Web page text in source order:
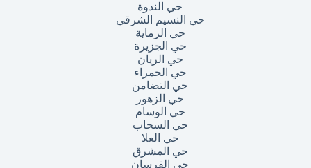
حي الندوة
حي النسيم الشرقي
حي الرماية
حي الجزيرة
حي الريان
حي الحمراء
حي التضامن
حي الزهور
حي الوسام
حي السحاب
حي العلا
حي المشرق
حي الفرسان